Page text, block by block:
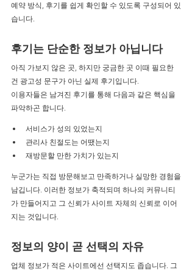
예약 방식, 후기를 쉽게 확인할 수 있도록 구성되어 있
습니다.
후기는 단순한 정보가 아닙니다
아직 가보지 않은 곳, 하지만 궁금한 곳 이때 필요한
건 광고성 문구가 아닌 실제 후기입니다.
이용자들은 남겨진 후기를 통해 다음과 같은 핵심을
파악하곤 합니다.
서비스가 성의 있었는지
관리사 친절도는 어땠는지
재방문할 만한 가치가 있는지
누군가는 직접 방문해보고 만족하거나 실망한 경험을
남깁니다. 이러한 정보가 축적되며 하나의 커뮤니티
가 만들어지고 그 신뢰가 사이트 자체의 신뢰로 이어
지는 것입니다.
정보의 양이 곧 선택의 자유
업체 정보가 적은 사이트에선 선택지도 좁습니다. 그